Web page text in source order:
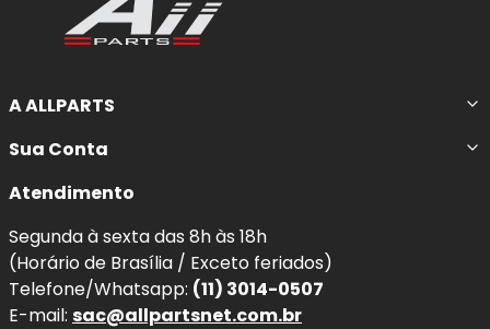
A ALLPARTS
Sua Conta
Atendimento
Segunda à sexta das 8h às 18h
(Horário de Brasília / Exceto feriados)
Telefone/Whatsapp: (11) 3014-0507
E-mail: sac@allpartsnet.com.br